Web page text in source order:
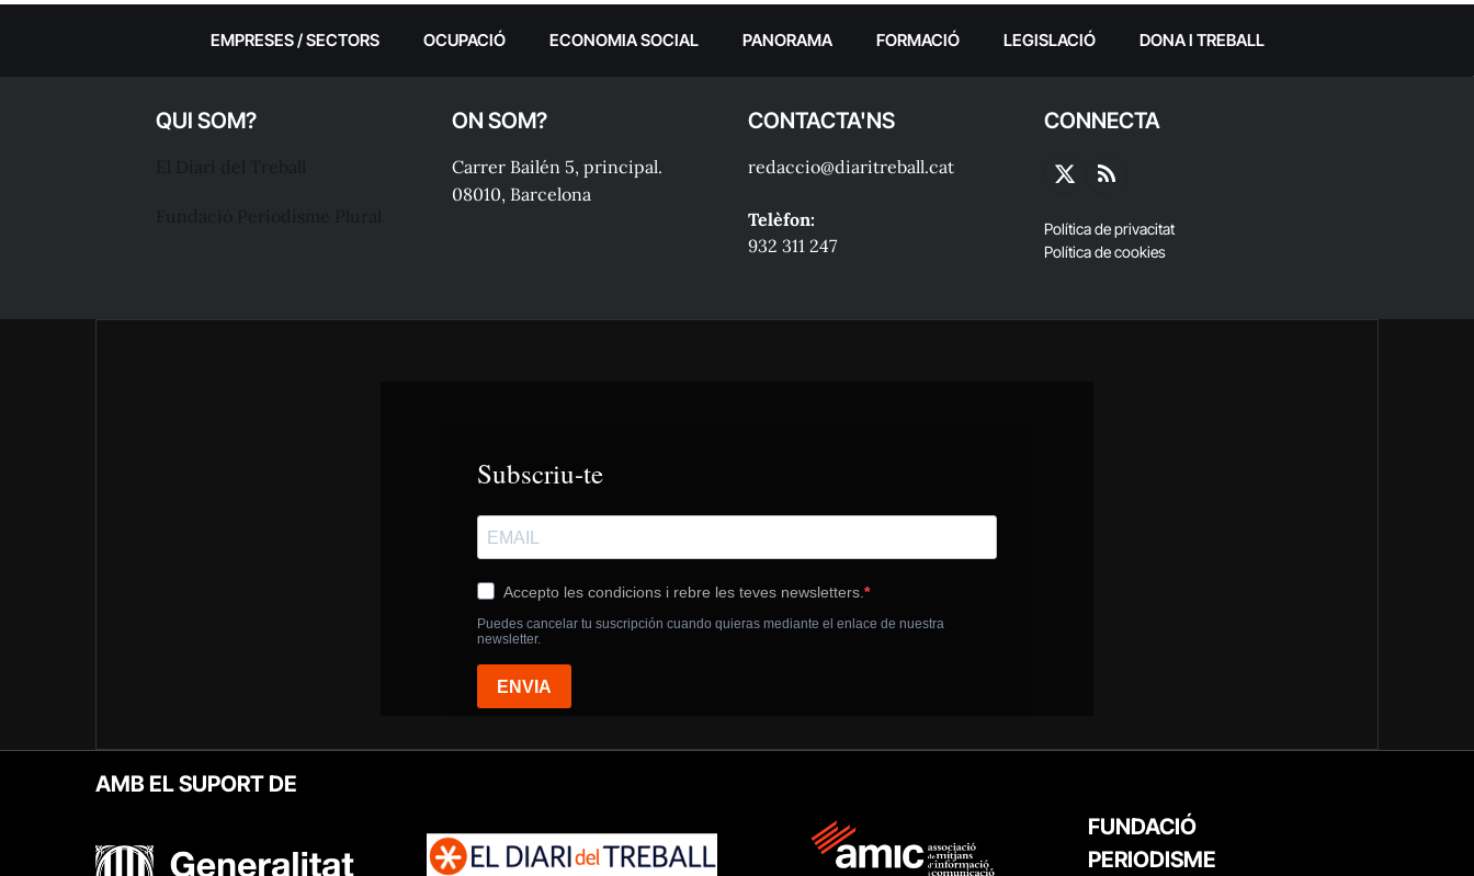
EMPRESES / SECTORS OCUPACIÓ ECONOMIA SOCIAL PANORAMA FORMACIÓ LEGISLACIÓ DONA I TREBALL
QUI SOM? ON SOM?
Carrer Bailén 5, principal.
08010, Barcelona
CONTACTA'NS
redaccio@diaritreball.cat
Telèfon:
932 311 247
CONNECTA
X
RSS
Política de privacitat
Política de cookies
AMB EL SUPORT DE
FUNDACIÓ
PERIODISME